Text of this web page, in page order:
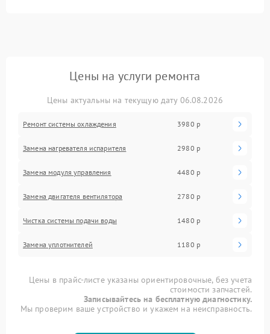
Цены на услуги ремонта
Цены актуальны на текущую дату 06.08.2026
Ремонт системы охлаждения 3980 р
Замена нагревателя испарителя 2980 р
Замена модуля управления 4480 р
Замена двигателя вентилятора 2780 р
Чистка системы подачи воды 1480 р
Замена уплотнителей 1180 р
Цены в прайс-листе указаны ориентировочные, без учета
стоимости запчастей.
Записывайтесь на бесплатную диагностику.
Мы проверим ваше устройство и укажем на неисправность.